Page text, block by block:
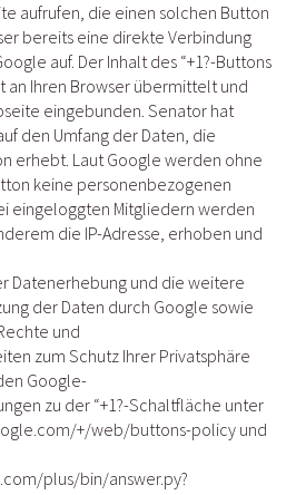
aufrufen, die einen solchen Button
bereits eine direkte Verbindung
auf. Der Inhalt des “+1?-Buttons
an Ihren Browser übermittelt und
eingebunden. Senator hat
den Umfang der Daten, die
erhebt. Laut Google werden ohne
keine personenbezogenen
eingeloggten Mitgliedern werden
die IP-Adresse, erhoben und
Datenerhebung und die weitere
der Daten durch Google sowie
und
zum Schutz Ihrer Privatsphäre
Google-
zu der “+1?-Schaltfläche unter
+/web/buttons-policy und
plus/bin/answer.py?